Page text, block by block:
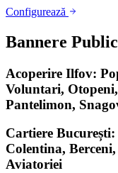
Configurează
Bannere
Acoperire Ilfov:
Voluntari,
Pantelimon,
Cartiere
Colentina,
Aviatoriei